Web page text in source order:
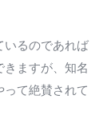
いるのであれば
ますが、知名
って絶賛されて